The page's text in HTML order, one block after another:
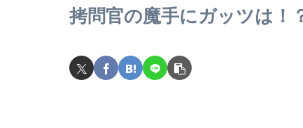
拷問官の魔手にガッツは！